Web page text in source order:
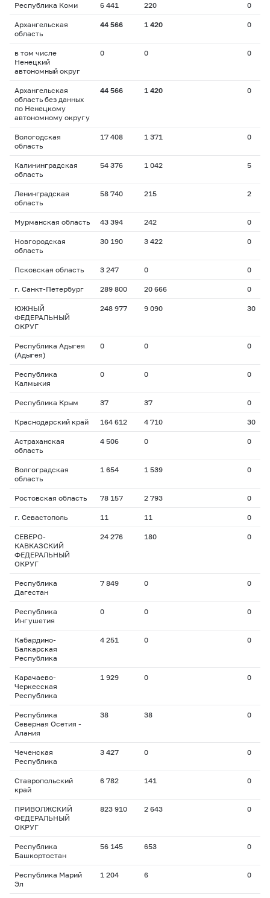
Республика Коми 6 441 220 0
Архангельская
область
44 566 1 420 0
в том числе
Ненецкий
автономный округ
0 0 0
Архангельская
область без данных
по Ненецкому
автономному округу
44 566 1 420 0
Вологодская
область
17 408 1 371 0
Калининградская
область
54 376 1 042 5
Ленинградская
область
58 740 215 2
Мурманская область 43 394 242 0
Новгородская
область
30 190 3 422 0
Псковская область 3 247 0 0
г. Санкт-Петербург 289 800 20 666 0
ЮЖНЫЙ
ФЕДЕРАЛЬНЫЙ
ОКРУГ
248 977 9 090 30
Республика Адыгея
(Адыгея)
0 0 0
Республика
Калмыкия
0 0 0
Республика Крым 37 37 0
Краснодарский край 164 612 4 710 30
Астраханская
область
4 506 0 0
Волгоградская
область
1 654 1 539 0
Ростовская область 78 157 2 793 0
г. Севастополь 11 11 0
СЕВЕРО-
КАВКАЗСКИЙ
ФЕДЕРАЛЬНЫЙ
ОКРУГ
24 276 180 0
Республика
Дагестан
7 849 0 0
Республика
Ингушетия
0 0 0
Кабардино-
Балкарская
Республика
4 251 0 0
Карачаево-
Черкесская
Республика
1 929 0 0
Республика
Северная Осетия -
Алания
38 38 0
Чеченская
Республика
3 427 0 0
Ставропольский
край
6 782 141 0
ПРИВОЛЖСКИЙ
ФЕДЕРАЛЬНЫЙ
ОКРУГ
823 910 2 643 0
Республика
Башкортостан
56 145 653 0
Республика Марий
Эл
1 204 6 0